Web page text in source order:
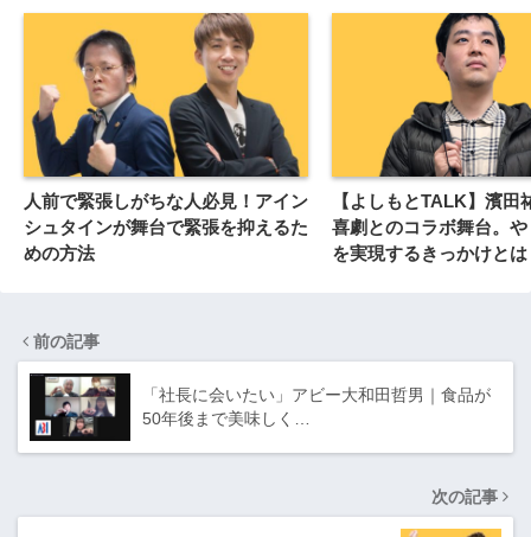
人前で緊張しがちな人必見！アイン
シュタインが舞台で緊張を抑えるた
めの方法
【よしもとTALK】濱田
喜劇とのコラボ舞台。
を実現するきっかけと
前の記事
「社長に会いたい」アビー大和田哲男｜食品が
50年後まで美味しく…
次の記事